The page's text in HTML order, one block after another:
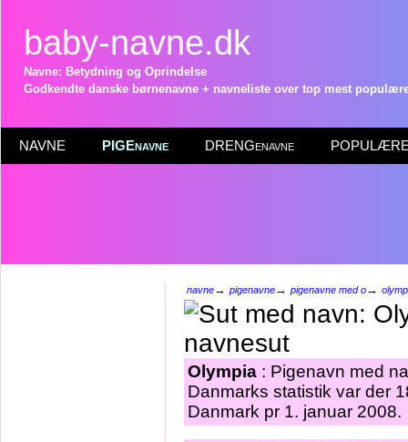
baby-navne.dk
Navne: Betydning og Oprindelse
Godkendte danske børnenavne + navneliste over top mest
NAVNE PIGEnavne DRENGenavne POPULÆRE
navne→ pigenavne→ pigenavne med o→
Olympia : Pigenavn med
Danmarks statistik var der
Danmark pr 1. januar 2008.